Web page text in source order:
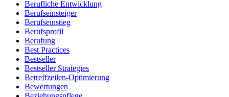
Berufliche Entwicklung
Berufseinsteiger
Berufseinstieg
Berufsprofil
Berufung
Best Practices
Bestseller
Bestseller Strategies
Betreffzeilen-Optimierung
Bewertungen